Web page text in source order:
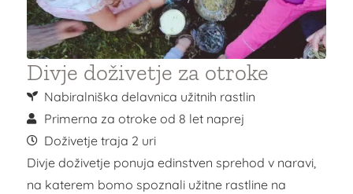
Divje doživetje za otroke
Nabiralniška delavnica užitnih rastlin
Primerna za otroke od 8 let naprej
Doživetje traja 2 uri
Divje doživetje ponuja edinstven sprehod v naravi,
na katerem bomo spoznali užitne rastline na